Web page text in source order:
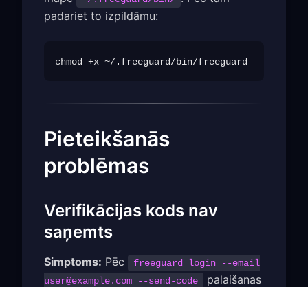
padariet to izpildāmu:
Pieteikšanās
problēmas
Verifikācijas kods nav
saņemts
Simptoms: Pēc
freeguard login --email
user@example.com --send-code
palaišanas